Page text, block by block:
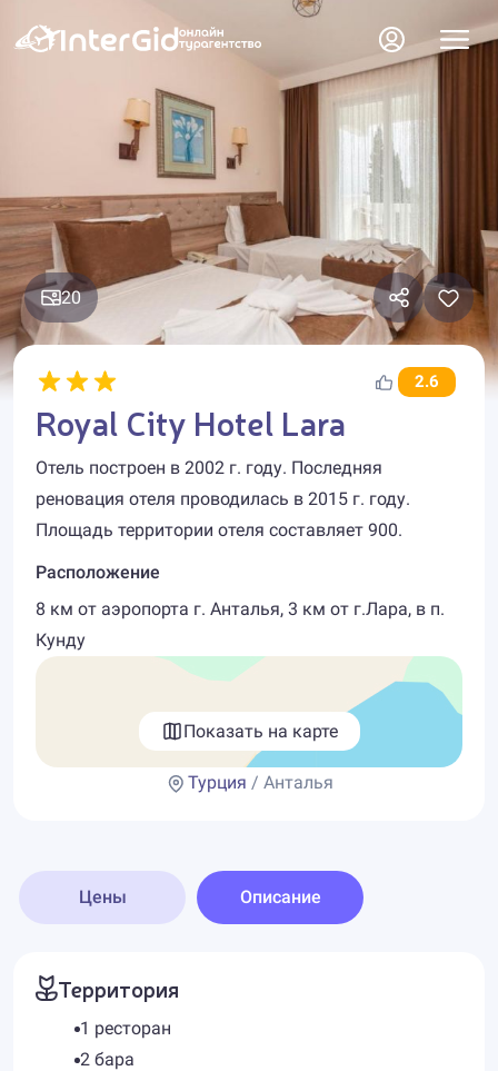
20
2.6
Royal City Hotel Lara
Отель построен в 2002 г. году. Последняя
реновация отеля проводилась в 2015 г. году.
Площадь территории отеля составляет 900.
Расположение
8 км от аэропорта г. Анталья, 3 км от г.Лара, в п.
Кунду
Показать на карте
Турция / Анталья
Цены Описание
Территория
1 ресторан
2 бара